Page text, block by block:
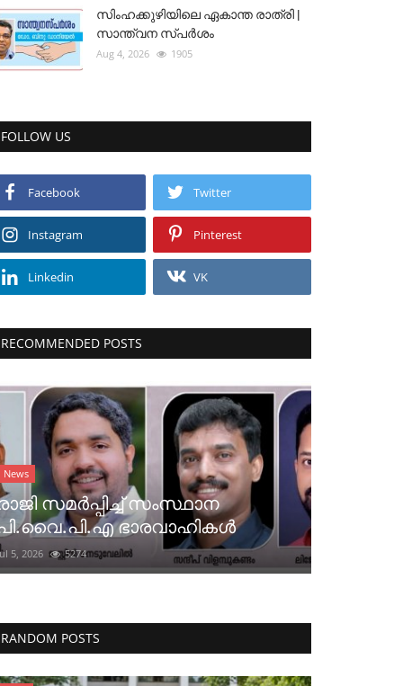
സിംഹക്കുഴിയിലെ ഏകാന്ത രാത്രി |
സാന്ത്വന സ്പർശം
Aug 4, 2026 1905
FOLLOW US
Facebook Twitter
Instagram Pinterest
Linkedin VK
RECOMMENDED POSTS
News
സമർപ്പിച്ച് സംസ്ഥാന
ഭാരവാഹികൾ
5, 2026 5274
RANDOM POSTS